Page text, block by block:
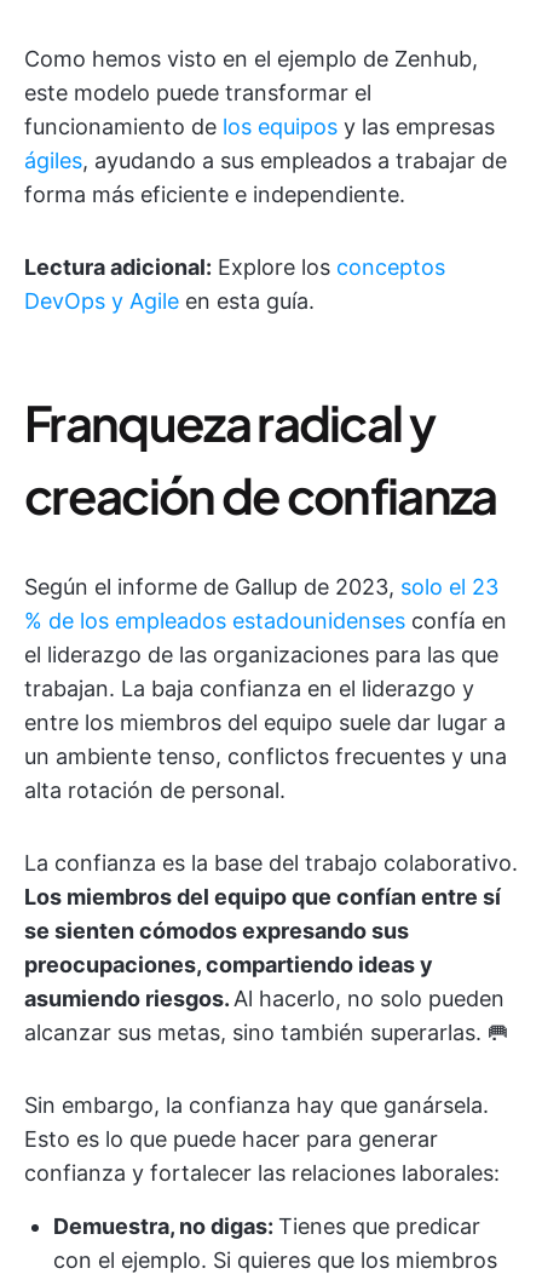
Como hemos visto en el ejemplo de Zenhub,
este modelo puede transformar el
funcionamiento de los equipos y las empresas
ágiles, ayudando a sus empleados a trabajar de
forma más eficiente e independiente.
Lectura adicional: Explore los conceptos
DevOps y Agile en esta guía.
Franqueza radical y
creación de confianza
Según el informe de Gallup de 2023, solo el 23
% de los empleados estadounidenses confía en
el liderazgo de las organizaciones para las que
trabajan. La baja confianza en el liderazgo y
entre los miembros del equipo suele dar lugar a
un ambiente tenso, conflictos frecuentes y una
alta rotación de personal.
La confianza es la base del trabajo colaborativo.
Los miembros del equipo que confían entre sí
se sienten cómodos expresando sus
preocupaciones, compartiendo ideas y
asumiendo riesgos. Al hacerlo, no solo pueden
alcanzar sus metas, sino también superarlas. 🥅
Sin embargo, la confianza hay que ganársela.
Esto es lo que puede hacer para generar
confianza y fortalecer las relaciones laborales:
Demuestra, no digas: Tienes que predicar
con el ejemplo. Si quieres que los miembros